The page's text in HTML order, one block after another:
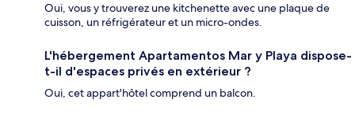
Oui, vous y trouverez une kitchenette avec une plaque de
cuisson, un réfrigérateur et un micro-ondes.
L'hébergement Apartamentos Mar y Playa dispose-
t-il d'espaces privés en extérieur ?
Oui, cet appart'hôtel comprend un balcon.